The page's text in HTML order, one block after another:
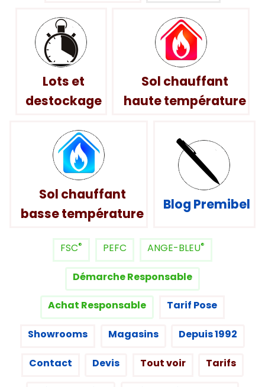
Lots et
destockage
Sol chauffant
haute température
Sol chauffant
basse température
Blog Premibel
FSC® PEFC ANGE-BLEU®
Démarche Responsable
Achat Responsable Tarif Pose
Showrooms Magasins Depuis 1992
Contact Devis Tout voir Tarifs